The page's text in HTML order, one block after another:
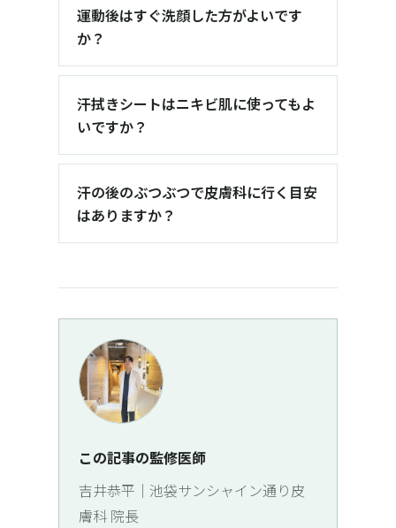
運動後はすぐ洗顔した方がよいです
か？
汗拭きシートはニキビ肌に使ってもよ
いですか？
汗の後のぶつぶつで皮膚科に行く目安
はありますか？
この記事の監修医師
吉井恭平｜池袋サンシャイン通り皮
膚科 院長